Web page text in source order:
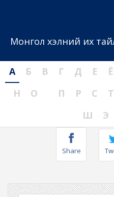
Монгол хэлний их
А Б В Г Д Е Ё
Н
О П Р С Т
Ш
Э
Share